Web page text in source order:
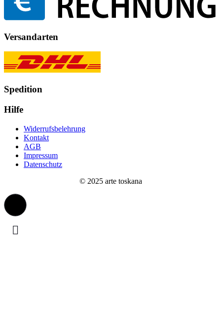
Versandarten
Spedition
Hilfe
Widerrufsbelehrung
Kontakt
AGB
Impressum
Datenschutz
© 2025 arte toskana